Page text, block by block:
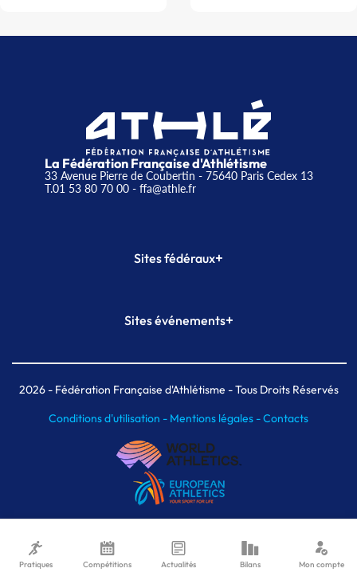
La Fédération Française d'Athlétisme
33 Avenue Pierre de Coubertin - 75640 Paris Cedex 13
T.01 53 80 70 00- ffa@athle.fr
Sites fédéraux+
Plateforme Formation
Sites événements+
Meeting de Paris indoor
MAIF Ekiden de Paris
2026- Fédération Française d'Athlétisme - Tous Droits Réservés
Conditions d'utilisation - Mentions légales -Contacts
Pratiques Compétitions Actualités Bilans Mon compte